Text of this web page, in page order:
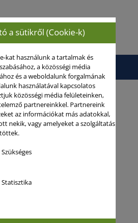
a sütikről (Cookie-k)
kat használunk a tartalmak és
a közösségi média
és a weboldalunk forgalmának
használatával kapcsolatos
közösségi média felületeinken,
partnereinkkel. Partnereink
az információkat más adatokkal,
nekik, vagy amelyeket a szolgáltatás
Szükséges
Statisztika